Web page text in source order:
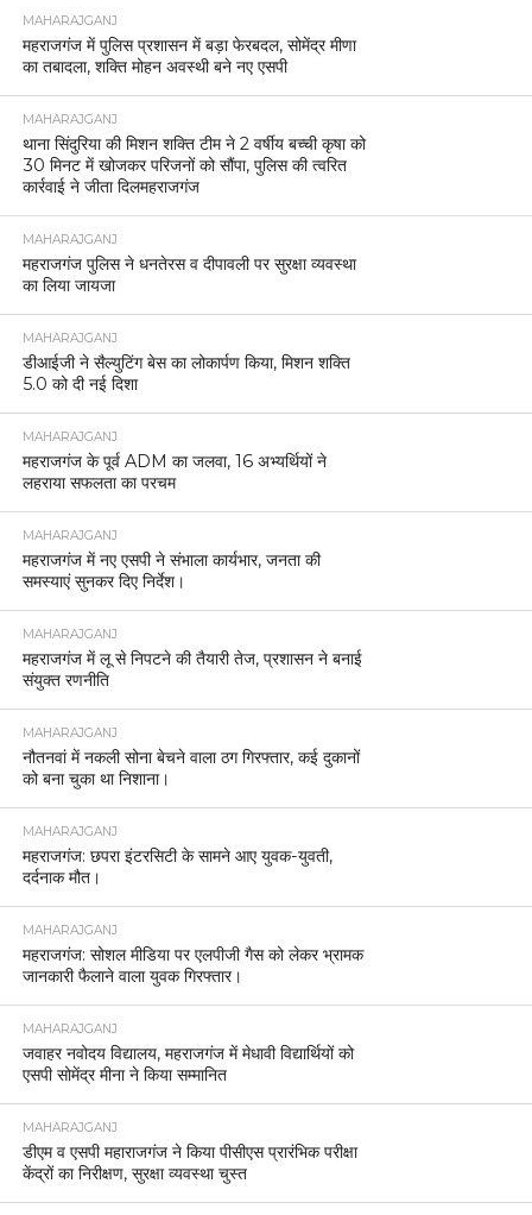
MAHARAJGANJ
महराजगंज में पुलिस प्रशासन में बड़ा फेरबदल, सोमेंद्र मीणा
का तबादला, शक्ति मोहन अवस्थी बने नए एसपी
MAHARAJGANJ
थाना सिंदुरिया की मिशन शक्ति टीम ने 2 वर्षीय बच्ची कृषा को
30 मिनट में खोजकर परिजनों को सौंपा, पुलिस की त्वरित
कार्रवाई ने जीता दिलमहराजगंज
MAHARAJGANJ
महराजगंज पुलिस ने धनतेरस व दीपावली पर सुरक्षा व्यवस्था
का लिया जायजा
MAHARAJGANJ
डीआईजी ने सैल्युटिंग बेस का लोकार्पण किया, मिशन शक्ति
5.0 को दी नई दिशा
MAHARAJGANJ
महराजगंज के पूर्व ADM का जलवा, 16 अभ्यर्थियों ने
लहराया सफलता का परचम
MAHARAJGANJ
महराजगंज में नए एसपी ने संभाला कार्यभार, जनता की
समस्याएं सुनकर दिए निर्देश।
MAHARAJGANJ
महराजगंज में लू से निपटने की तैयारी तेज, प्रशासन ने बनाई
संयुक्त रणनीति
MAHARAJGANJ
नौतनवां में नकली सोना बेचने वाला ठग गिरफ्तार, कई दुकानों
को बना चुका था निशाना।
MAHARAJGANJ
महराजगंज: छपरा इंटरसिटी के सामने आए युवक-युवती,
दर्दनाक मौत।
MAHARAJGANJ
महराजगंज: सोशल मीडिया पर एलपीजी गैस को लेकर भ्रामक
जानकारी फैलाने वाला युवक गिरफ्तार।
MAHARAJGANJ
जवाहर नवोदय विद्यालय, महराजगंज में मेधावी विद्यार्थियों को
एसपी सोमेंद्र मीना ने किया सम्मानित
MAHARAJGANJ
डीएम व एसपी महाराजगंज ने किया पीसीएस प्रारंभिक परीक्षा
केंद्रों का निरीक्षण, सुरक्षा व्यवस्था चुस्त